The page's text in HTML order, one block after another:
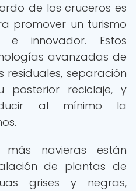
de los cruceros es
promover un turismo
e innovador. Estos
avanzadas de
separación
posterior reciclaje, y
al mínimo la
navieras están
de plantas de
grises y negras,